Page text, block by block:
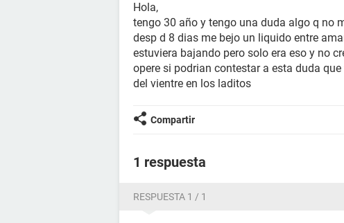
Hola,
tengo 30 año y tengo una duda algo q no
desp d 8 dias me bejo un liquido entre
estuviera bajando pero solo era eso y no
opere si podrian contestar a esta duda
del vientre en los laditos
Compartir
1 respuesta
RESPUESTA 1 / 1